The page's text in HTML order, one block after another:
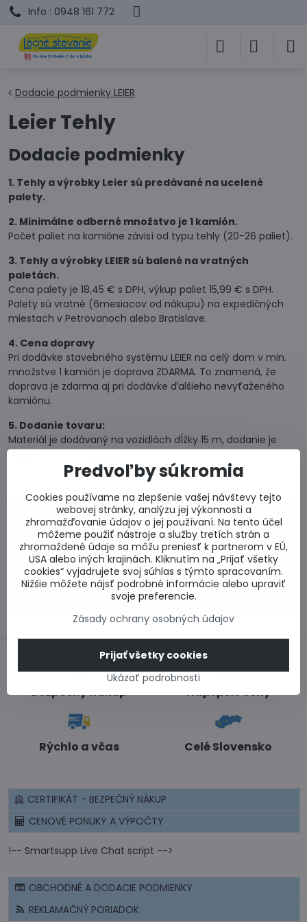
Info : 0948 161 772
Dodacie podmienky LEIER
Leier Tehly
Dodacie podmienky
1. Tehly a výrobky Leier sú predávané na ucelené
palety.
2. Minimálne odberné množstvo je 1 kamión.
Počet paliet na kamióne závisí od typu tehly (20-26 paliet).
3. Tehly a výrobky LEIER sú balené na vratných
paletách.
Cena palety je 18,45 € s DPH, výkup paliet 15,99 € s DPH.
Palety sú vratné (6mesiacov od nákupu) na expedičných
miestach v Petrovanoch alebo Bratislave.
4. Cena dopravy
Pri dodávke stavebného systému LEIER na celý dom v min.
množstve 1 kamión je doprava ZDARMA. To znamená, že
doprava je zdarma aj pri dodávke ďalšieho nevyťaženého
kamiónu.
5. Dodanie tovaru:
Materiál je dodávaný na vozidlách dĺžky 15 m, dodanie je
možné len bez vykládky.
0917 969 003
Technické poradenstvo
0948 987 787
Informácie k objednávkam
Po - Pi 8:00-15:00
info​@lacnestavanie​.sk
Bezpečný nákup Najlepšie ceny
Rýchlo a včas Celé Slovensko
CERTIFIKÁT - BEZPEČNÝ NÁKUP
CENOVÉ PONUKY A VÝPOČTY
!-- Smartsupp Live Chat script -->
OBCHODNÉ A DODACIE PODMIENKY
REKLAMAČNÝ PORIADOK
Predvoľby súkromia
Cookies používame na zlepšenie vašej návštevy tejto
webovej stránky, analýzu jej výkonnosti a
zhromažďovanie údajov o jej používaní. Na tento účel
môžeme použiť nástroje a služby tretích strán a
zhromaždené údaje sa môžu preniesť k partnerom v EÚ,
USA alebo iných krajinách. Kliknutím na „Prijať všetky
cookies“ vyjadrujete svoj súhlas s týmto spracovaním.
Nižšie môžete nájsť podrobné informácie alebo upraviť
svoje preferencie.
Zásady ochrany osobných údajov
Ukázať podrobnosti
Prijať všetky cookies